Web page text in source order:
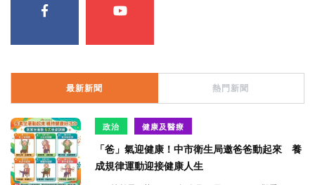
最新新聞 熱門新聞
政治 健康及醫療
「爸」氣迎健康！中市衛生局邀爸爸動起來 養
成規律運動迎接健康人生